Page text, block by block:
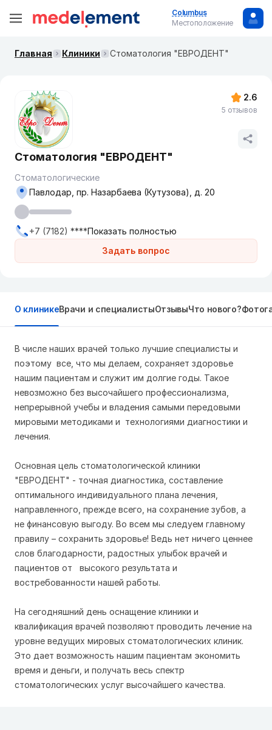
Columbus
Местоположение
Главная Клиники Стоматология "ЕВРОДЕНТ"
Стоматология "ЕВРОДЕНТ"
Стоматологические
Задать вопрос
Павлодар, пр. Назарбаева (Кутузова), д. 20
+7 (7182) ****Показать полностью
2.6
5 отзывов
О клиникеВрачи и специалистыОтзывыЧто нового?
В числе наших врачей только лучшие специалисты и
поэтому все, что мы делаем, сохраняет здоровье
нашим пациентам и служит им долгие годы. Такое
невозможно без высочайшего профессионализма,
непрерывной учебы и владения самыми передовыми
мировыми методиками и технологиями диагностики и
лечения.
Основная цель стоматологической клиники
"ЕВРОДЕНТ" - точная диагностика, составление
оптимального индивидуального плана лечения,
направленного, прежде всего, на сохранение зубов, а
не финансовую выгоду. Во всем мы следуем главному
правилу – сохранить здоровье! Ведь нет ничего ценнее
слов благодарности, радостных улыбок врачей и
пациентов от высокого результата и
востребованности нашей работы.
На сегодняшний день оснащение клиники и
квалификация врачей позволяют проводить лечение на
уровне ведущих мировых стоматологических клиник.
Это дает возможность нашим пациентам экономить
время и деньги, и получать весь спектр
стоматологических услуг высочайшего качества.